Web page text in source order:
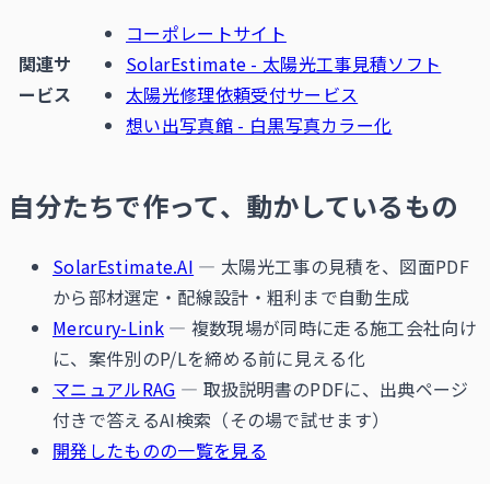
関連サ
ービス
コーポレートサイト
SolarEstimate - 太陽光工事見積ソフト
太陽光修理依頼受付サービス
想い出写真館 - 白黒写真カラー化
自分たちで作って、動かしているもの
SolarEstimate.AI — 太陽光工事の見積を、図面PDF
から部材選定・配線設計・粗利まで自動生成
Mercury-Link — 複数現場が同時に走る施工会社向け
に、案件別のP/Lを締める前に見える化
マニュアルRAG — 取扱説明書のPDFに、出典ページ
付きで答えるAI検索（その場で試せます）
開発したものの一覧を見る